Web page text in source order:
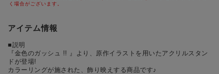
2位 #ハイキュー!!
3位
く場合がございます。
アイテム情報
■説明
『金色のガッシュ !! 』より、原作イラストを用いたアクリルスタン
ドが登場!
カラーリングが施された、飾り映えする商品です♪